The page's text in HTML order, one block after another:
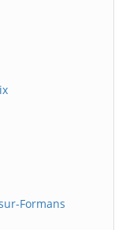
Formans